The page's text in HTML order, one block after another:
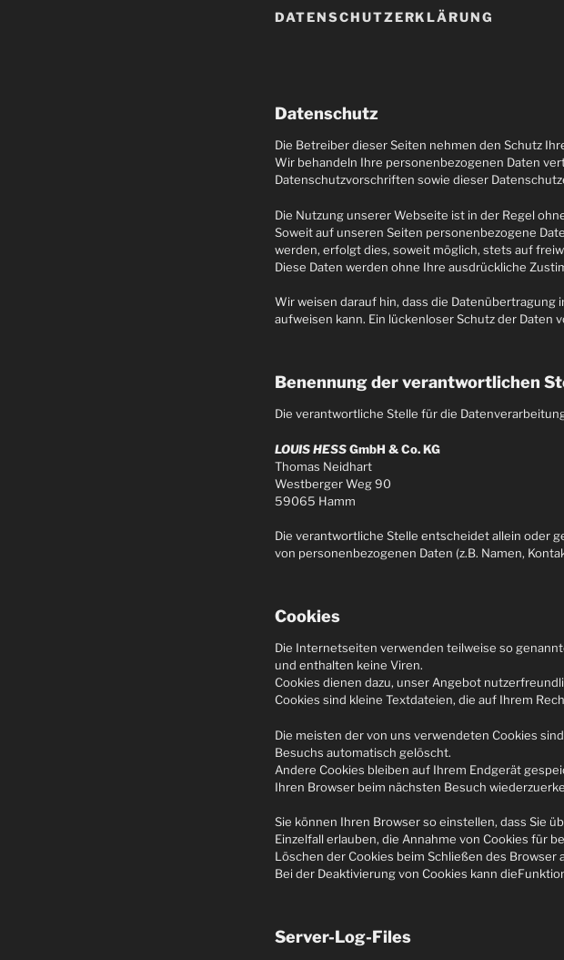
DATENSCHUTZERKLÄRUNG
Datenschutz
Die Betreiber dieser Seiten nehmen den Schutz
Wir behandeln Ihre personenbezogenen Daten
Datenschutzvorschriften sowie dieser
Die Nutzung unserer Webseite ist in der Regel
Soweit auf unseren Seiten personenbezogene
werden, erfolgt dies, soweit möglich, stets auf
Diese Daten werden ohne Ihre ausdrückliche
Wir weisen darauf hin, dass die Datenübertragung
aufweisen kann. Ein lückenloser Schutz der
Benennung der verantwortlichen
Die verantwortliche Stelle für die
LOUIS HESSGmbH & Co. KG
Thomas Neidhart
Westberger Weg 90
59065 Hamm
Die verantwortliche Stelle entscheidet allein oder
von personenbezogenen Daten (z.B. Namen,
Cookies
Die Internetseiten verwenden teilweise so
und enthalten keine Viren.
Cookies dienen dazu, unser Angebot
Cookies sind kleine Textdateien, die auf Ihrem
Die meisten der von uns verwendeten Cookies
Besuchs automatisch gelöscht.
Andere Cookies bleiben auf Ihrem Endgerät
Ihren Browser beim nächsten Besuch
Sie können Ihren Browser so einstellen, dass Sie
Einzelfall erlauben, die Annahme von Cookies für
Löschen der Cookies beim Schließen des Browser
Bei der Deaktivierung von Cookies kann
Server-Log-Files